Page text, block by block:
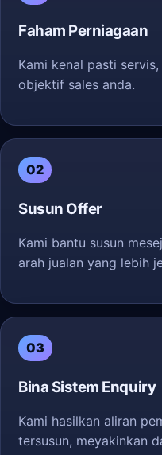
Faham Perniagaan
Kami kenal pasti
objektif sales anda.
02
Susun Offer
Kami bantu susun
arah jualan yang lebih
03
Bina Sistem Enquiry
Kami hasilkan aliran
tersusun, meyakinkan